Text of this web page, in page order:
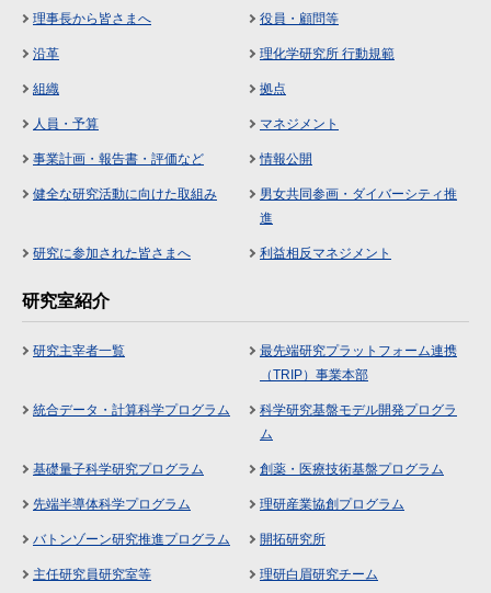
理事長から皆さまへ 役員・顧問等
沿革 理化学研究所 行動規範
組織 拠点
人員・予算 マネジメント
事業計画・報告書・評価など 情報公開
健全な研究活動に向けた取組み
男女共同参画・ダイバーシティ推
進
研究に参加された皆さまへ 利益相反マネジメント
研究室紹介
研究主宰者一覧
最先端研究プラットフォーム連携
（TRIP）事業本部
統合データ・計算科学プログラム
科学研究基盤モデル開発プログラ
ム
基礎量子科学研究プログラム 創薬・医療技術基盤プログラム
先端半導体科学プログラム 理研産業協創プログラム
バトンゾーン研究推進プログラム 開拓研究所
主任研究員研究室等 理研白眉研究チーム